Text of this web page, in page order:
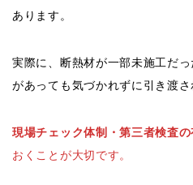
あります。
実際に、断熱材が一部未施工だ
があっても気づかれずに引き渡さ
現場チェック体制・第三者検査の
おくことが大切です。